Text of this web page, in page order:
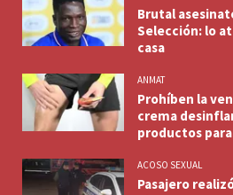
Brutal
Selección: lo
casa
ANMAT
Prohíben la
crema
productos
ACOSO SEXUAL
Pasajero